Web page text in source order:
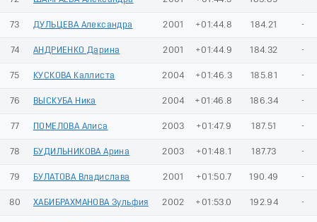
73 ДУЛЬЦЕВА Александра 2001 +01:44.8 184.21 -
74 АНДРИЕНКО Дарина 2001 +01:44.9 184.32 -
75 КУСКОВА Каллиста 2004 +01:46.3 185.81 -
76 ВЫСКУБА Ника 2004 +01:46.8 186.34 -
77 ПОМЕЛОВА Алиса 2003 +01:47.9 187.51 -
78 БУДИЛЬНИКОВА Арина 2003 +01:48.1 187.73 -
79 БУЛАТОВА Владислава 2001 +01:50.7 190.49 -
80 ХАБИБРАХМАНОВА Зульфия 2002 +01:53.0 192.94 -